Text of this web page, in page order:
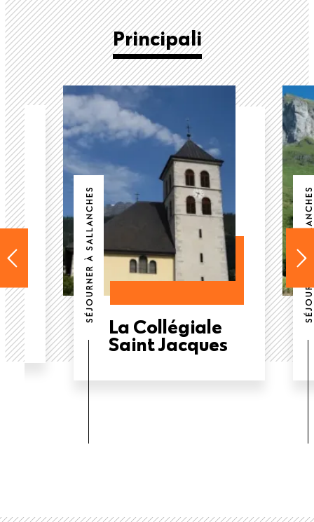
Principali
SÉJOURNER À SALLANCHES
La Collégiale
Saint Jacques
SÉJOURNER À SALLANCHES